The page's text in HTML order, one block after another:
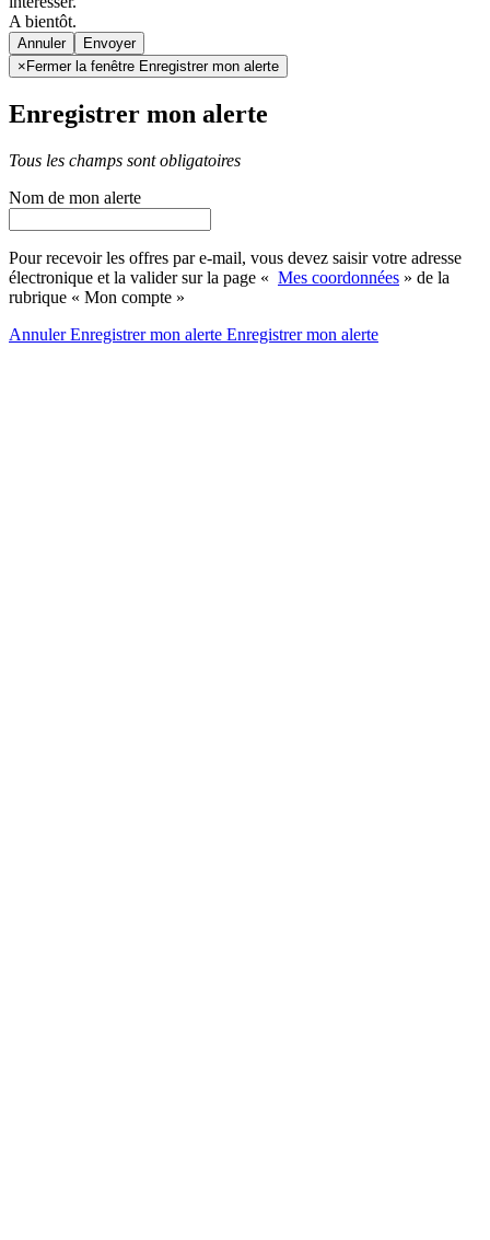
A bientôt.
Annuler
× Fermer la fenêtre Enregistrer mon alerte
Enregistrer mon alerte
Tous les champs sont obligatoires
Nom de mon alerte
Pour recevoir les offres par e-mail, vous devez saisir votre adresse
électronique et la valider sur la page « Mes coordonnées » de la
rubrique « Mon compte »
AnnulerEnregistrer mon alerte Enregistrermon alerte